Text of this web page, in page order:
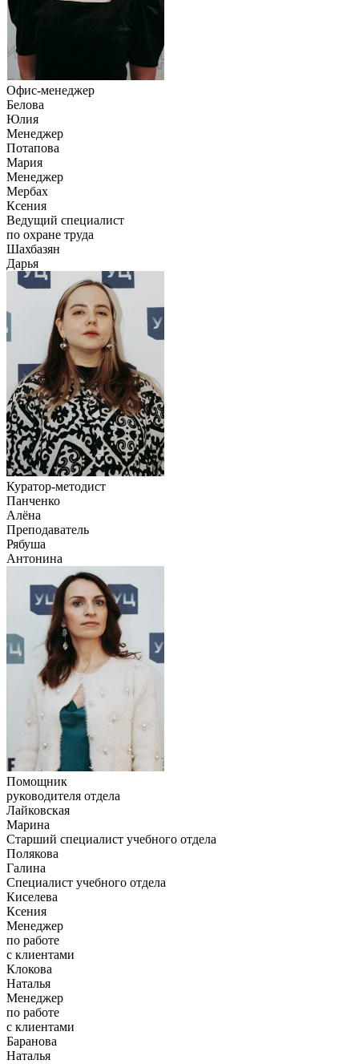
Офис-менеджер
Белова
Юлия
Менеджер
Потапова
Мария
Менеджер
Мербах
Ксения
Ведущий специалист
по охране труда
Шахбазян
Дарья
Куратор-методист
Панченко
Алёна
Преподаватель
Рябуша
Антонина
Помощник
руководителя отдела
Лайковская
Марина
Старший специалист учебного отдела
Полякова
Галина
Специалист учебного отдела
Киселева
Ксения
Менеджер
по работе
с клиентами
Клокова
Наталья
Менеджер
по работе
с клиентами
Баранова
Наталья